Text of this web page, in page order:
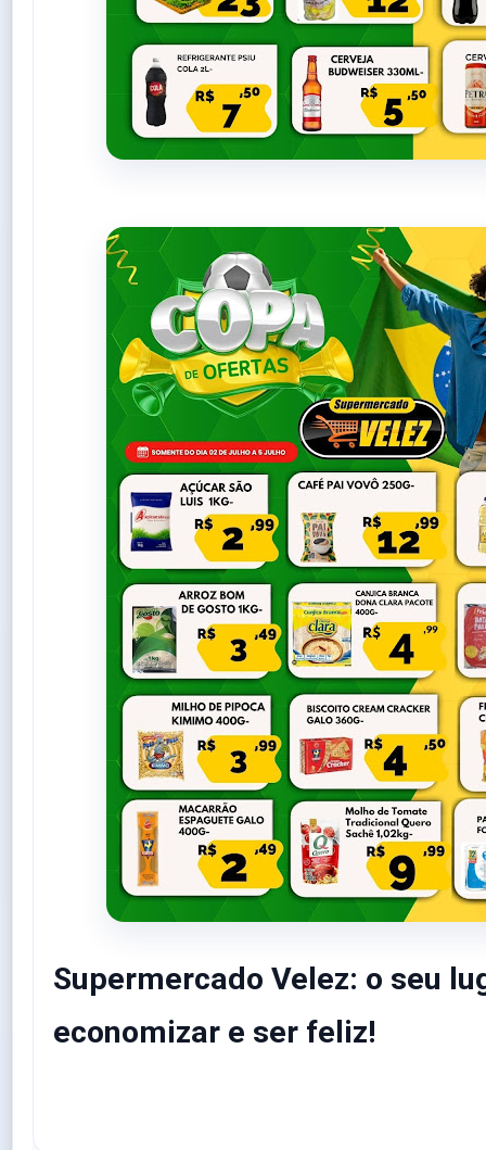
Supermercado Velez: o seu
economizar e ser feliz!